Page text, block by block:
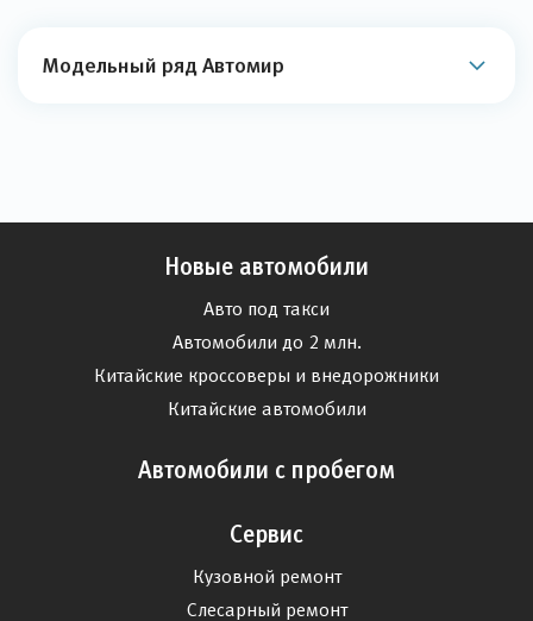
Модельный ряд Автомир
Новые автомобили
Авто под такси
Автомобили до 2 млн.
Китайские кроссоверы и внедорожники
Китайские автомобили
Автомобили с пробегом
Сервис
Кузовной ремонт
Слесарный ремонт